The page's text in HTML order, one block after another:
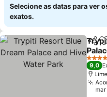
Selecione as datas para ver
exatos.
Park
5
9,0
mar